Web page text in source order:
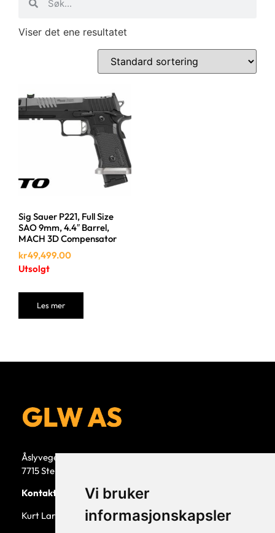
Vi bruker
informasjonskapsler
Viser det ene resultatet
Sig Sauer P221, Full Size
SAO 9mm, 4.4″ Barrel,
MACH 3D Compensator
kr49,499.00
Utsolgt
Les mer
Åslyvegen 5b
7715 Steinkjer
Kontaktperson
Kurt Larsen, daglig leder.